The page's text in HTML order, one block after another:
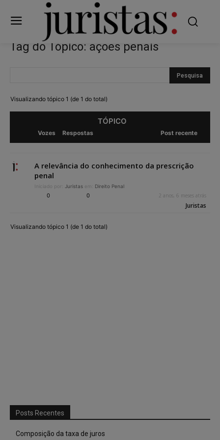
Tag do Tópico: ações penais
Visualizando tópico 1 (de 1 do total)
TÓPICO
Vozes Respostas Post recente
A relevância do conhecimento da prescrição
penal
Iniciado por: Juristas em: Direito Penal
0 0 2 anos, 6 meses atrás
Juristas
Visualizando tópico 1 (de 1 do total)
Posts Recentes
Composição da taxa de juros